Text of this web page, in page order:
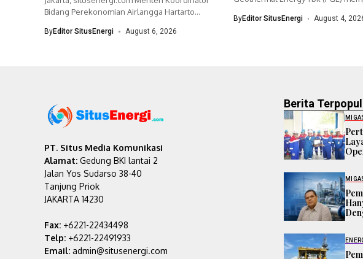
Bidang Perekonomian Airlangga Hartarto
mempercepat...
ByEditor SitusEnergi August 6, 2026
ByEditor SitusEnergi August 4,
PT. Situs Media Komunikasi
Alamat: Gedung BKI lantai 2
Jalan Yos Sudarso 38-40
Tanjung Priok
JAKARTA 14230
Fax: +6221-22434498
Telp: +6221-22491933
Email: admin@situsenergi.com
Berita